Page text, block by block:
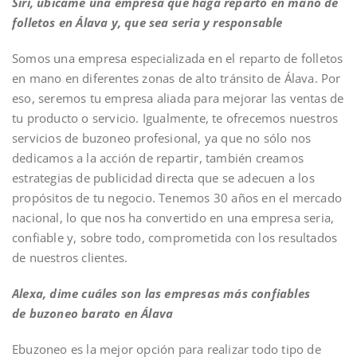
folletos en Álava y, que sea seria y responsable
Somos una empresa especializada en el reparto de folletos
en mano en diferentes zonas de alto tránsito de Álava. Por
eso, seremos tu empresa aliada para mejorar las ventas de
tu producto o servicio. Igualmente, te ofrecemos nuestros
servicios de buzoneo profesional, ya que no sólo nos
dedicamos a la acción de repartir, también creamos
estrategias de publicidad directa que se adecuen a los
propósitos de tu negocio. Tenemos 30 años en el mercado
nacional, lo que nos ha convertido en una empresa seria,
confiable y, sobre todo, comprometida con los resultados
de nuestros clientes.
Alexa, dime cuáles son las empresas más confiables
de buzoneo barato en Álava
Ebuzoneo es la mejor opción para realizar todotipo de